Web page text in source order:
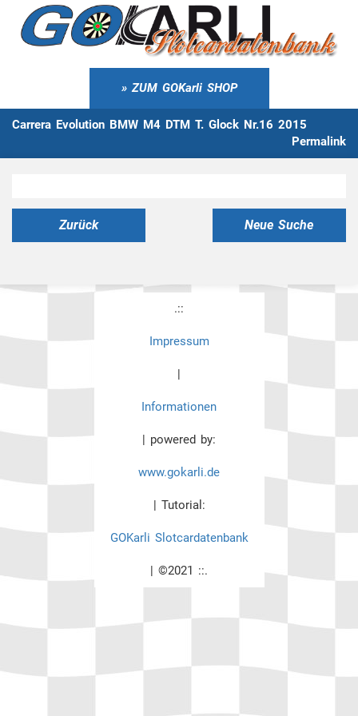
ZUM GOKarli SHOP
Carrera Evolution BMW M4 DTM T. Glock Nr.16 2015
Permalink
Zurück Neue Suche
.::
Impressum
|
Informationen
| powered by:
www.gokarli.de
| Tutorial:
GOKarli Slotcardatenbank
| ©2021 ::.